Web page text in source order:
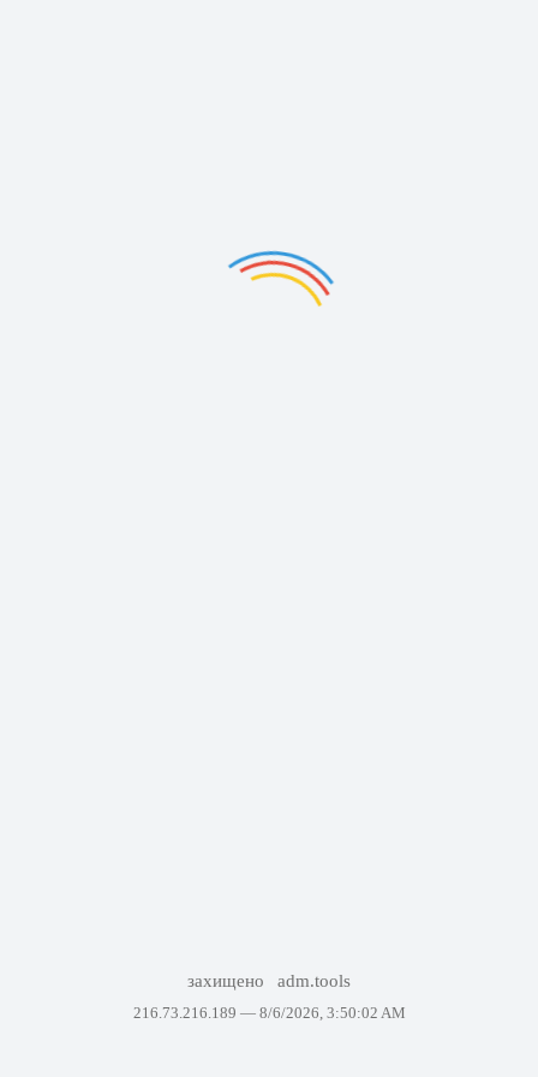
захищено adm.tools
216.73.216.189 — 8/6/2026, 3:50:02 AM